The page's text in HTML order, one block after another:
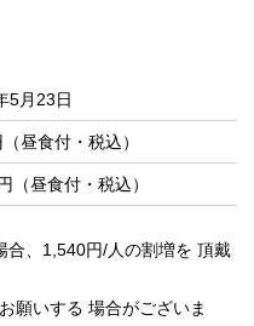
5月23日
昼食付・税込）
（昼食付・税込）
、1,540円/人の割増を 頂戴
願いする 場合がございま